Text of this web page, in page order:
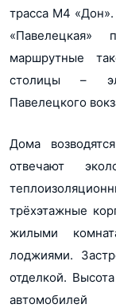
трасса М4
«Павелецкая»
маршрутные
столицы –
Павелецкого
Дома
отвечают
трёхэтажные
жилыми
лоджиями.
отделкой.